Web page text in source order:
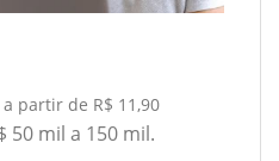
partir de R$ 11,90
50 mil a 150 mil.